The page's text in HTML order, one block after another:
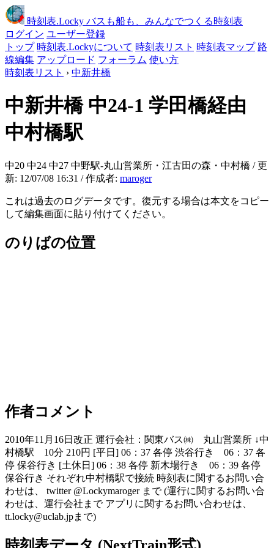
時刻表.Locky バスも船も、みんなでつくる時刻表
ログイン ユーザー登録
トップ 時刻表.Lockyについて 時刻表リスト 時刻表マップ 路
線編集 アップロード フォーラム 使い方
時刻表リスト › 中新井橋
中新井橋 中24-1 学田橋経由
中村橋駅
中20 中24 中27 中野駅-丸山営業所・江古田の森・中村橋 / 更
新: 12/07/08 16:31 / 作成者: maroger
これは過去のログデータです。復元する場合は本文をコピー
して編集画面に貼り付けてください。
のりばの位置
作者コメント
2010年11月16日改正 運行会社：関東バス㈱ 丸山営業所 ↓中
村橋駅 10分 210円 [平日] 06：37 各停 渋谷行き 06：37 各
停 保谷行き [土休日] 06：38 各停 新木場行き 06：39 各停
保谷行き それぞれ中村橋駅で接続 時刻表に関するお問い合
わせは、 twitter @Lockymaroger まで (運行に関するお問い合
わせは、運行会社まで アプリに関するお問い合わせは、
tt.locky@uclab.jpまで)